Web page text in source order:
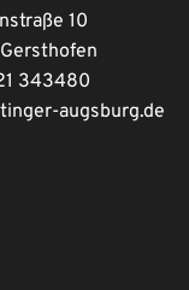
10
343480
augsburg.de